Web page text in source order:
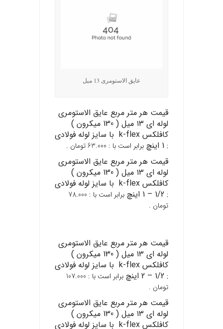
عایق الاستومری 13 میل
قیمت هر متر مربع عایق الاستومری
لوله ای ۱۳ میل ( 130 میکرون )
کافلکس k-flex با سایز لوله فولادی
: 1 اینچ
برابر است با : 63.000 تومان .
قیمت هر متر مربع عایق الاستومری
لوله ای ۱۳ میل ( 130 میکرون )
کافلکس k-flex با سایز لوله فولادی
: 1/2 – 1 اینچ
برابر است با : 78.000
تومان .
قیمت هر متر مربع عایق الاستومری
لوله ای ۱۳ میل ( 130 میکرون )
کافلکس k-flex با سایز لوله فولادی
: 1/2 – 2 اینچ
برابر است با : 107.000
تومان .
قیمت هر متر مربع عایق الاستومری
لوله ای ۱۳ میل ( 130 میکرون )
کافلکس k-flex با سایز لوله فولادی